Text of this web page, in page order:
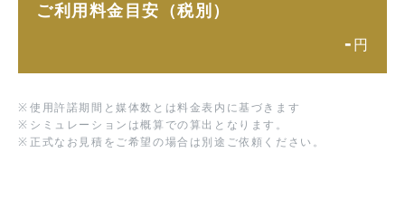
ご利用料金目安（税別）
- 円
※ 使用許諾期間と媒体数とは料金表内に基づきます
※ シミュレーションは概算での算出となります。
※ 正式なお見積をご希望の場合は別途ご依頼ください。